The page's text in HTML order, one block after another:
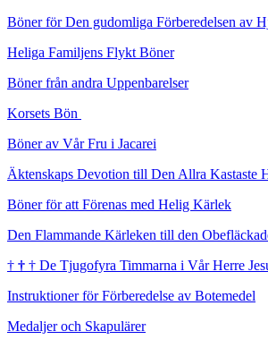
Böner för Den gudomliga Förberedelsen av
Heliga Familjens Flykt Böner
Böner från andra Uppenbarelser
Korsets Bön
Böner av Vår Fru i Jacarei
Äktenskaps Devotion till Den Allra Kastaste
Böner för att Förenas med Helig Kärlek
Den Flammande Kärleken till den
† † † De Tjugofyra Timmarna i Vår Herre
Instruktioner för Förberedelse av Botemedel
Medaljer och Skapulärer